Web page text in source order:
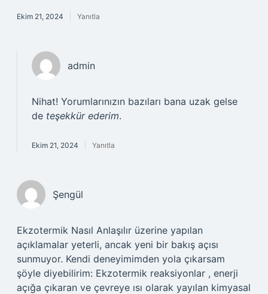
Ekim 21, 2024 Yanıtla
admin
Nihat! Yorumlarınızın bazıları bana uzak gelse
de teşekkür ederim.
Ekim 21, 2024 Yanıtla
Şengül
Ekzotermik Nasıl Anlaşılır üzerine yapılan
açıklamalar yeterli, ancak yeni bir bakış açısı
sunmuyor. Kendi deneyimimden yola çıkarsam
şöyle diyebilirim: Ekzotermik reaksiyonlar , enerji
açığa çıkaran ve çevreye ısı olarak yayılan kimyasal